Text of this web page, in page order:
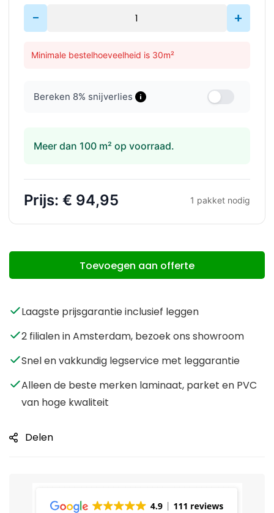
- +
Minimale bestelhoeveelheid is 30m²
Bereken 8% snijverlies
Meer dan 100 m² op voorraad.
Prijs: € 94,95 1 pakket nodig
Toevoegen aan offerte
Laagste prijsgarantie inclusief leggen
2 filialen in Amsterdam, bezoek ons showroom
Snel en vakkundig legservice met leggarantie
Alleen de beste merken laminaat, parket en PVC
van hoge kwaliteit
Delen